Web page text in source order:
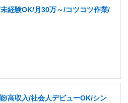
経験OK/月30万～/コツコツ作業/
/高収入/社会人デビューOK/シン